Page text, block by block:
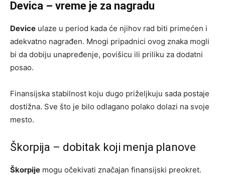
Devica – vreme je za nagradu
Device ulaze u period kada će njihov rad biti primećen i
adekvatno nagrađen. Mnogi pripadnici ovog znaka mogli
bi da dobiju unapređenje, povišicu ili priliku za dodatni
posao.
Finansijska stabilnost koju dugo priželjkuju sada postaje
dostižna. Sve što je bilo odlagano polako dolazi na svoje
mesto.
Škorpija – dobitak koji menja planove
Škorpije mogu očekivati značajan finansijski preokret.